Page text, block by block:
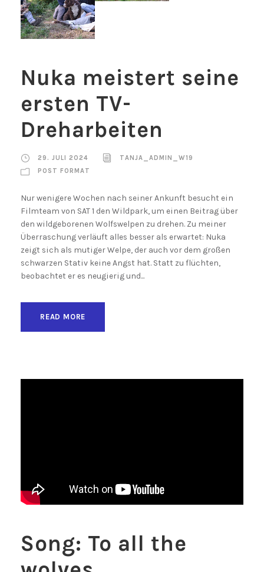
Nuka meistert seine
ersten TV-
Dreharbeiten
29. JULI 2024
TANJA_ADMIN_W19
POST FORMAT
Nur wenigere Wochen nach seiner Ankunft besucht ein
Filmteam von SAT 1 den Wildpark, um einen Beitrag über
den wildgeborenen Wolfswelpen zu drehen. Zu meiner
Überraschung verläuft alles besser als erwartet: Nuka
zeigt sich als mutiger Welpe, der auch vor dem großen
schwarzen Stativ keine Angst hat. Statt zu flüchten,
beobachtet er es neugierig und...
READ MORE
Song: To all the